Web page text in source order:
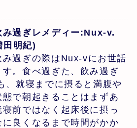
み過ぎレメディー:Nux-v.
明紀)
み過ぎの際はNux-vにお世話
す。食べ過ぎた、飲み過ぎ
、就寝までに摂ると満腹や
で朝起きることはまずあ
寝前ではなく起床後に摂っ
に良くなるまで時間がかか